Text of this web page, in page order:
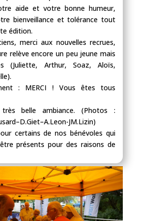
aide et votre bonne humeur,
bienveillance et tolérance tout
édition.
merci aux nouvelles recrues,
relève encore un peu jeune mais
(Juliette, Arthur, Soaz, Aloïs,
: MERCI ! Vous êtes tous
belle ambiance. (Photos :
JM.Lizin)
certains de nos bénévoles qui
présents pour des raisons de